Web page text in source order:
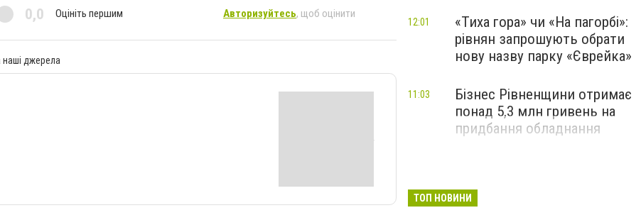
0,0 Оцініть першим Авторизуйтесь, щоб оцінити
наші джерела
«Тиха гора» чи «На пагорбі»:
рівнян запрошують обрати
нову назву парку «Єврейка»
12:01
Бізнес Рівненщини отримає
понад 5,3 млн гривень на
придбання обладнання
11:03
ТОП НОВИНИ